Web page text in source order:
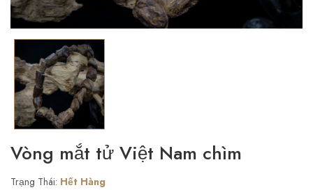
Vòng mắt tử Việt Nam chìm
Trạng Thái: Hết Hàng